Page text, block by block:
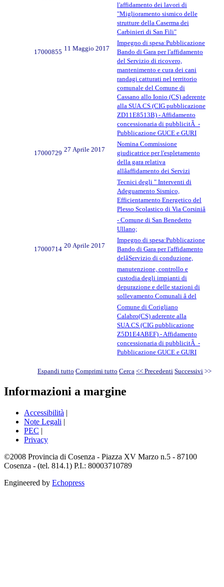
l'affidamento dei lavori di
"Miglioramento sismico delle
strutture della Caserma dei
Carbinieri di San Fili"
17000855 11 Maggio 2017
Impegno di spesa:Pubblicazione
Bando di Gara per l'affidamento
del Servizio di ricovero,
mantenimento e cura dei cani
randagi catturati nel territorio
comunale del Comune di
Cassano allo Ionio (CS) aderente
alla SUA.CS (CIG pubblicazione
ZD11E8513B) - Affidamento
concessionaria di pubblicitÃ -
Pubblicazione GUCE e GURI
17000729 27 Aprile 2017
Nomina Commissione
giudicatrice per l'espletamento
della gara relativa
allâaffidamento dei Servizi
Tecnici degli " Interventi di
Adeguamento Sismico,
Efficientamento Energetico del
Plesso Scolastico di Via Corsiniâ
- Comune di San Benedetto
Ullano;
17000714 20 Aprile 2017
Impegno di spesa:Pubblicazione
Bando di Gara per l'affidamento
delâServizio di conduzione,
manutenzione, controllo e
custodia degli impianti di
depurazione e delle stazioni di
sollevamento Comunali â del
Comune di Corigliano
Calabro(CS) aderente alla
SUA.CS (CIG pubblicazione
Z5D1E4ABEF) - Affidamento
concessionaria di pubblicitÃ -
Pubblicazione GUCE e GURI
Espandi tutto Comprimi tutto Cerca << Precedenti Successivi >>
Informazioni a margine
Accessibilità |
Note Legali |
PEC |
Privacy
©2008 Provincia di Cosenza - Piazza XV Marzo n.5 - 87100
Cosenza - (tel. 814.1) P.I.: 80003710789
Engineered by Echopress